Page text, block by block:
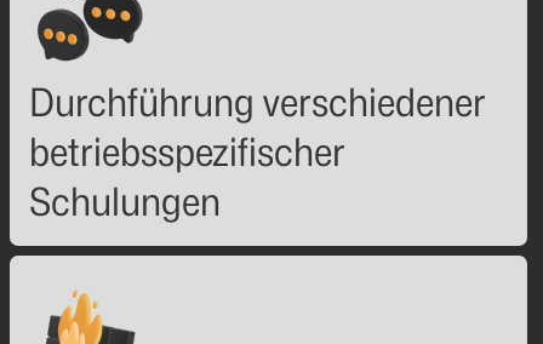
Durchführung verschiedener
betriebsspezifischer
Schulungen